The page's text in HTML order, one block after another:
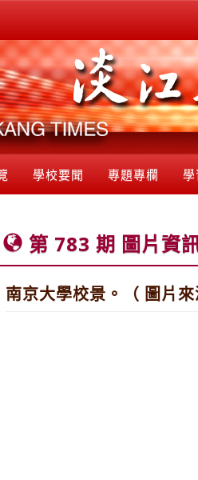
學校要聞 專題專欄
第 783 期 圖片資
南京大學校景。（ 圖